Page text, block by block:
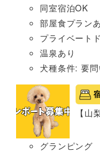
同室宿泊OK
部屋食プラン
プライベート
温泉あり
犬種条件: 要
【山
グランピング